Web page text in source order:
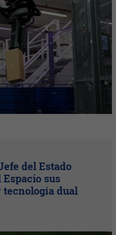
del Estado
sus
tecnología dual